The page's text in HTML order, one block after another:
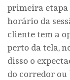
primeira etapa
horário da
cliente tem a
perto da tela,
disso o
do corredor